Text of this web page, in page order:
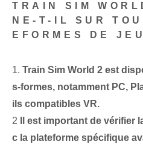
TRAIN SIM
NE-T-IL SUR
EFORMES DE
1. Train Sim World 2 est
s-formes, notamment PC,
ils compatibles VR.
2
Il est important de vérifier
c la plateforme spécifique